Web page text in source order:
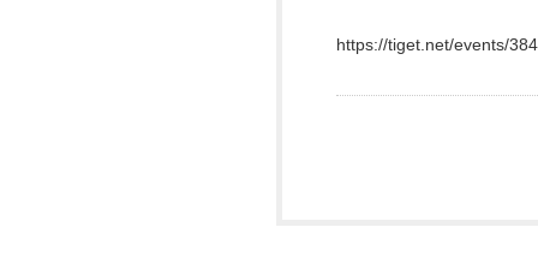
https://tiget.net/events/